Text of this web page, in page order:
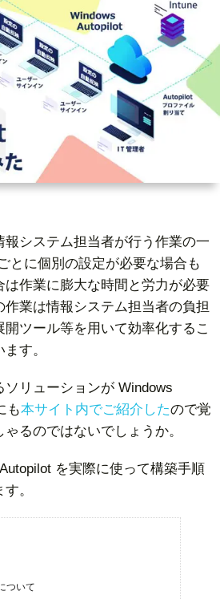
ー
知
識
報システム担当者が行う作業の一
とに個別の設定が必要な場合も
は作業に膨大な時間と労力が必要
作業は情報システム担当者の負担
ツール等を用いて効率化するこ
す。
リューションが Windows
も本サイト内でご紹介したので覚
るのではないでしょうか。
を実際に使って構築手順
。
ついて